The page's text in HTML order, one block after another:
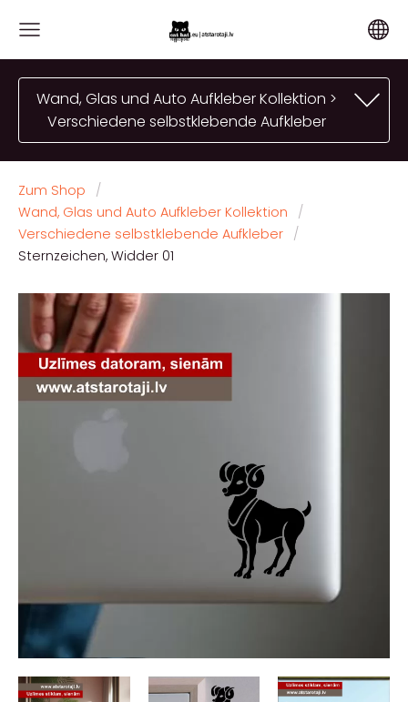
Wand, Glas und Auto Aufkleber Kollektion >
Verschiedene selbstklebende Aufkleber
Zum Shop
Wand, Glas und Auto Aufkleber Kollektion
Verschiedene selbstklebende Aufkleber
Sternzeichen, Widder 01